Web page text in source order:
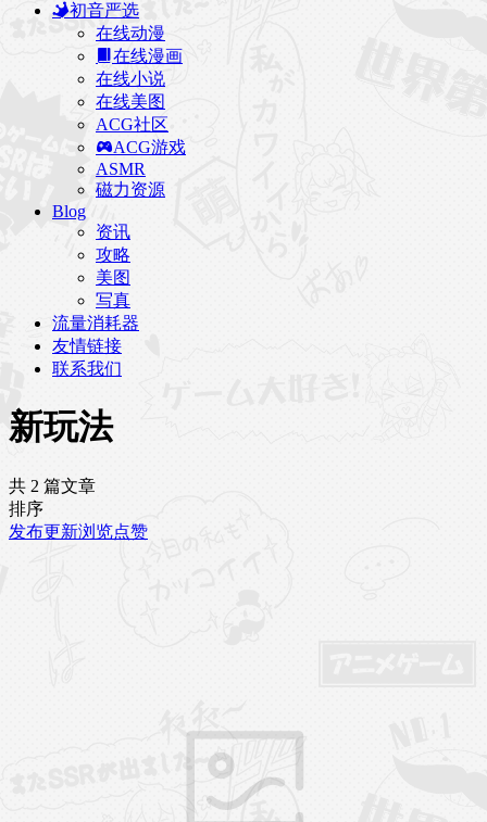
初音严选
在线动漫
在线漫画
在线小说
在线美图
ACG社区
ACG游戏
ASMR
磁力资源
Blog
资讯
攻略
美图
写真
流量消耗器
友情链接
联系我们
新玩法
共 2 篇文章
排序
发布更新浏览点赞